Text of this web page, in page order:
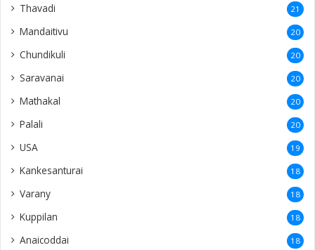
Thavadi 21
Mandaitivu 20
Chundikuli 20
Saravanai 20
Mathakal 20
Palali 20
USA 19
Kankesanturai 18
Varany 18
Kuppilan 18
Anaicoddai 18